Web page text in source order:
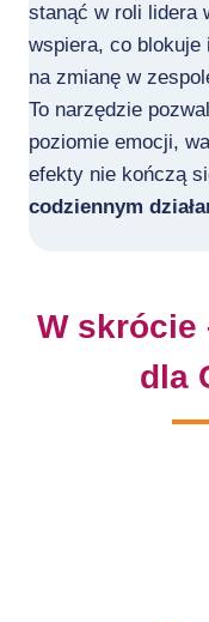
stanąć w roli lidera
wspiera, co blokuje
na zmianę w
To narzędzie
poziomie emocji,
efekty nie kończą
codziennym
W skrócie
dla